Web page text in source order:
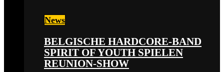
News
BELGISCHE HARDCORE-BAND
SPIRIT OF YOUTH SPIELEN
REUNION-SHOW